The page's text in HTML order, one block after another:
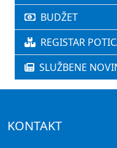
BUDŽET
REGISTAR
SLUŽBENE
KONTAKT